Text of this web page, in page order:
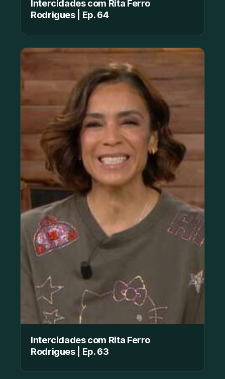
Intercidades com Rita Ferro
Rodrigues | Ep. 64
Intercidades com Rita Ferro
Rodrigues | Ep. 63